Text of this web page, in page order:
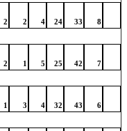
2 2 4 24 33 8
2 1 5 25 42 7
1 3 4 32 43 6